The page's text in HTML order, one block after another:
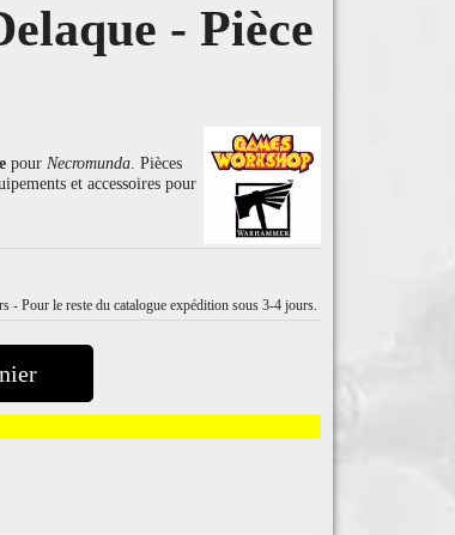
- Pièce
pour Necromunda. Pièces
et accessoires pour
- Pour le reste du catalogue expédition sous 3-4 jours.